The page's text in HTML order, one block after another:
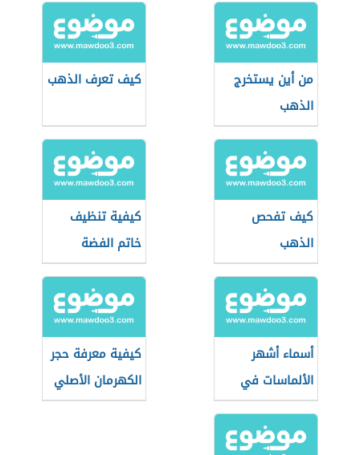
من أين يستخرج
الذهب
كيف تعرف الذهب
كيف تفحص
الذهب
كيفية تنظيف
خاتم الفضة
أسماء أشهر
الألماسات في
العالم
كيفية معرفة حجر
الكهرمان الأصلي
من المزيف